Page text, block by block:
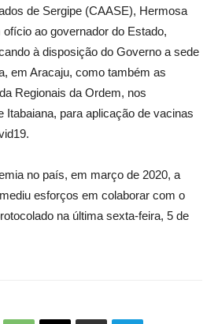
de Sergipe (CAASE), Hermosa
ao governador do Estado,
à disposição do Governo a sede
em Aracaju, como também as
Regionais da Ordem, nos
Itabaiana, para aplicação de vacinas
no país, em março de 2020, a
esforços em colaborar com o
na última sexta-feira, 5 de